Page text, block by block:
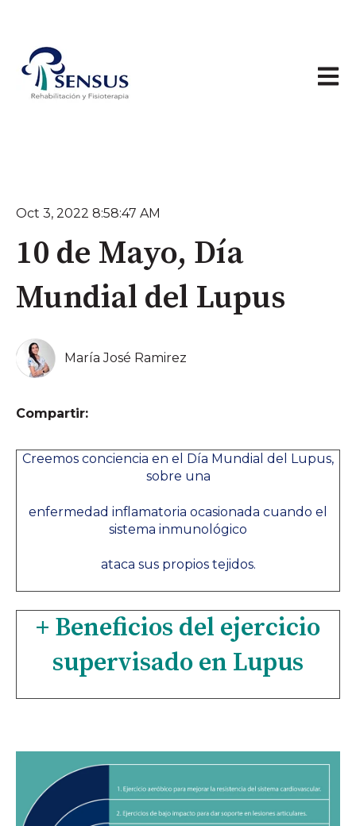
Abrir
Oct 3, 2022 8:58:47 AM
10 de Mayo, Día
Mundial del Lupus
María José Ramirez
Compartir:
Creemos conciencia en el Día Mundial del Lupus,
sobre una
enfermedad inflamatoria ocasionada cuando el
sistema inmunológico
ataca sus propios tejidos.
+ Beneficios del ejercicio
supervisado en Lupus